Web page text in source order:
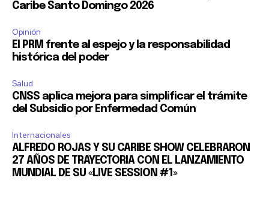
Caribe Santo Domingo 2026
Opinión
El PRM frente al espejo y la responsabilidad
histórica del poder
Salud
CNSS aplica mejora para simplificar el trámite
del Subsidio por Enfermedad Común
Internacionales
ALFREDO ROJAS Y SU CARIBE SHOW CELEBRARON
27 AÑOS DE TRAYECTORIA CON EL LANZAMIENTO
MUNDIAL DE SU «LIVE SESSION #1»